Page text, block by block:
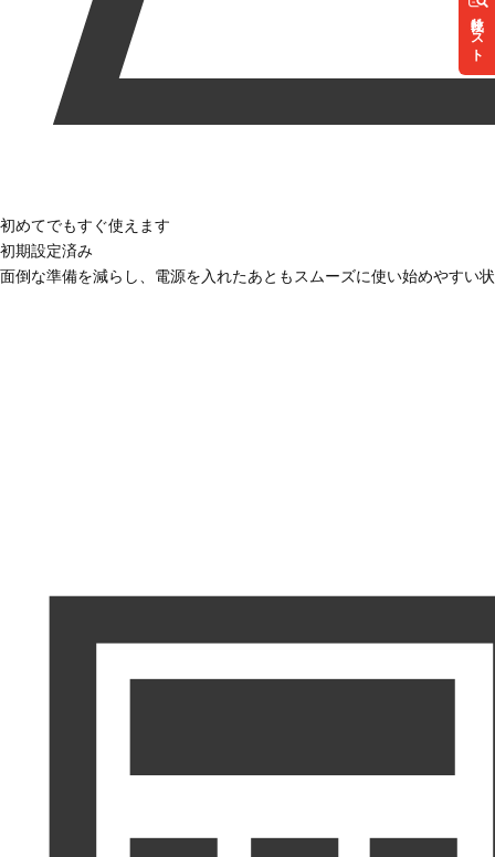
リスト
初めてでもすぐ使えます
初期設定済み
面倒な準備を減らし、電源を入れたあともスムーズに使い始めやすい